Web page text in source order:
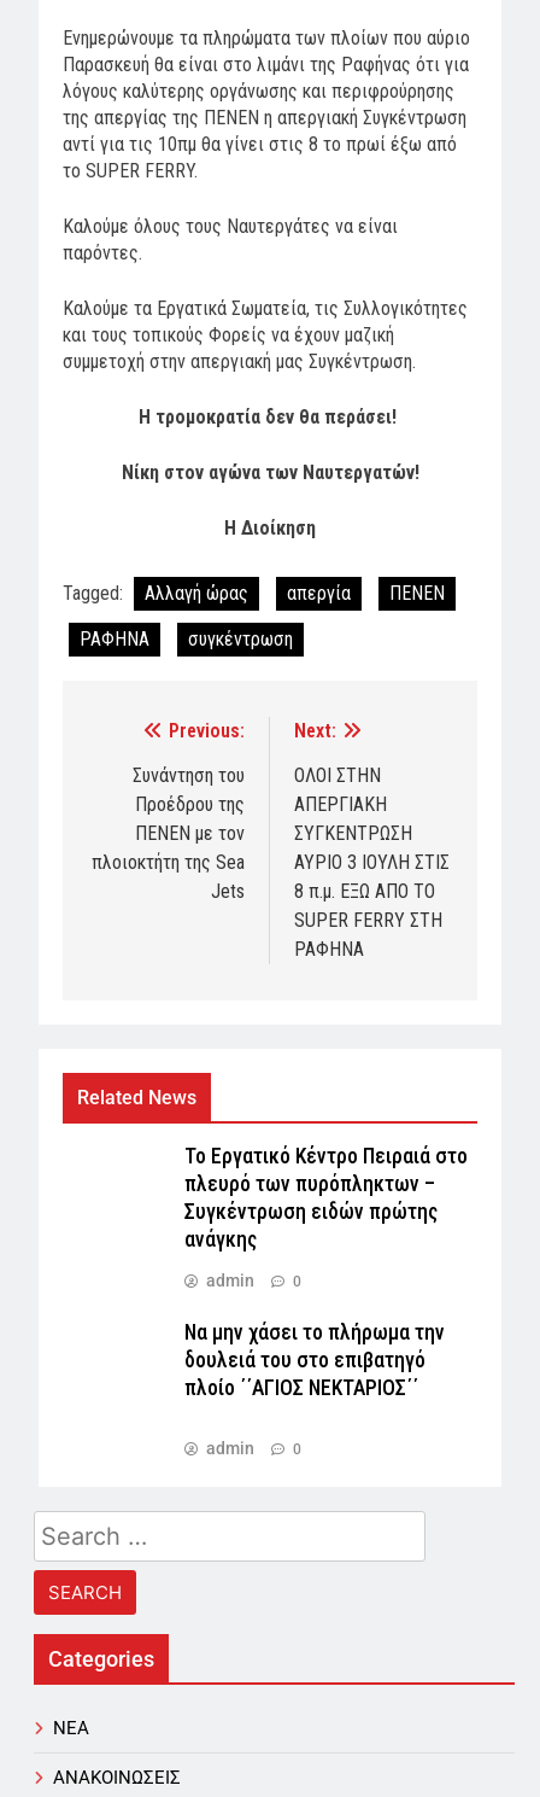
Ενημερώνουμε τα πληρώματα των πλοίων που αύριο
Παρασκευή θα είναι στο λιμάνι της Ραφήνας ότι για
λόγους καλύτερης οργάνωσης και περιφρούρησης
της απεργίας της ΠΕΝΕΝ η απεργιακή Συγκέντρωση
αντί για τις 10πμ θα γίνει στις 8 το πρωί έξω από
το SUPER FERRY.
Καλούμε όλους τους Ναυτεργάτες να είναι
παρόντες.
Καλούμε τα Εργατικά Σωματεία, τις Συλλογικότητες
και τους τοπικούς Φορείς να έχουν μαζική
συμμετοχή στην απεργιακή μας Συγκέντρωση.
Η τρομοκρατία δεν θα περάσει!
Νίκη στον αγώνα των Ναυτεργατών!
Η Διοίκηση
Tagged: Αλλαγή ώρας απεργία
ΠΕΝΕΝ
ΡΑΦΗΝΑ
συγκέντρωση
navigation
Previous:
Συνάντηση του
Προέδρου της
ΠΕΝΕΝ με τον
πλοιοκτήτη της Sea
Jets
Next:
ΟΛΟΙ ΣΤΗΝ
ΑΠΕΡΓΙΑΚΗ
ΣΥΓΚΕΝΤΡΩΣΗ
ΑΥΡΙΟ 3 ΙΟΥΛΗ ΣΤΙΣ
8 π.μ. ΕΞΩ ΑΠΟ ΤΟ
SUPER FERRY ΣΤΗ
ΡΑΦΗΝΑ
Related News
Το Εργατικό Κέντρο Πειραιά στο
πλευρό των πυρόπληκτων –
Συγκέντρωση ειδών πρώτης
ανάγκης
admin 0
Να μην χάσει το πλήρωμα την
δουλειά του στο επιβατηγό
πλοίο ΄΄ΑΓΙΟΣ ΝΕΚΤΑΡΙΟΣ΄΄
admin 0
Search
for:
Categories
NEA
ΑΝΑΚΟΙΝΩΣΕΙΣ